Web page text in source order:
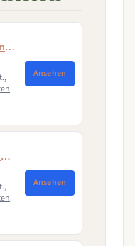
-
.
Ansehen
.
Ansehen